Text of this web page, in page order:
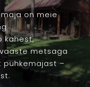
on meie
kahest,
metsaga
–